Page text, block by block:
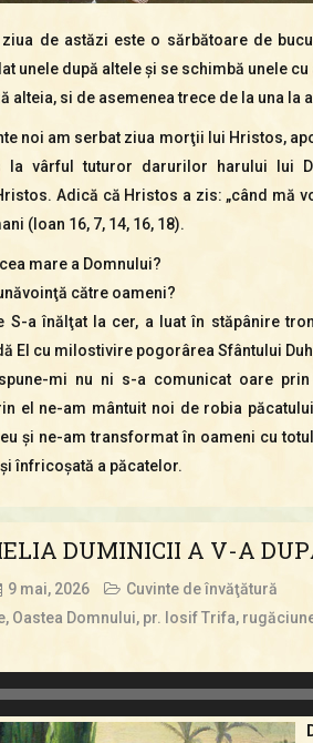
de astăzi este o sărbătoare de
unele după altele şi se schimbă unele
alteia, si de asemenea trece de la una la
noi am serbat ziua morţii lui Hristos,
la vârful tuturor darurilor harului lui
Adică că Hristos a zis: „când mă
(Ioan 16, 7, 14, 16, 18).
mare a Domnului?
către oameni?
S-a înălţat la cer, a luat în stăpânire
El cu milostivire pogorârea Sfântului
mi nu ni s-a comunicat oare
el ne-am mântuit noi de robia
şi ne-am transformat în oameni cu
înfricoşată a păcatelor.
DUMINICII A V-A
9 mai, 2026
Cuvinte de învăţătură
, Oastea Domnului, pr. Iosif Trifa,